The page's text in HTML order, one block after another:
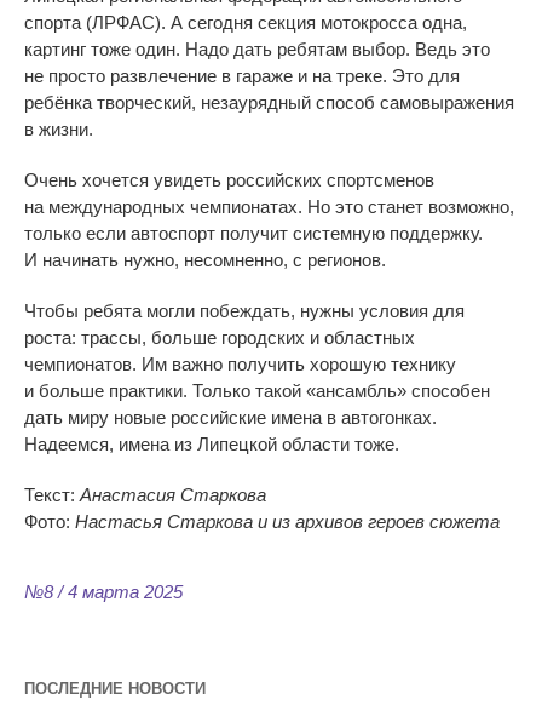
спорта (ЛРФАС). А сегодня секция мотокросса одна,
картинг тоже один. Надо дать ребятам выбор. Ведь это
не просто развлечение в гараже и на треке. Это для
ребёнка творческий, незаурядный способ самовыражения
в жизни.
Очень хочется увидеть российских спортсменов
на международных чемпионатах. Но это станет возможно,
только если автоспорт получит системную поддержку.
И начинать нужно, несомненно, с регионов.
Чтобы ребята могли побеждать, нужны условия для
роста: трассы, больше городских и областных
чемпионатов. Им важно получить хорошую технику
и больше практики. Только такой «ансамбль» способен
дать миру новые российские имена в автогонках.
Надеемся, имена из Липецкой области тоже.
Текст: Анастасия Старкова
Фото: Настасья Старкова и из архивов героев сюжета
№8 / 4 марта 2025
ПОСЛЕДНИЕ НОВОСТИ